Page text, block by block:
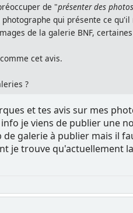
de "présenter des
qui présente ce qu'il
de la galerie BNF,
cet avis.
?
et tes avis sur mes
je viens de publier une
de galerie à publier mais il
je trouve qu'actuellement